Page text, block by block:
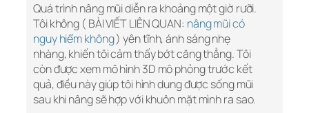
Quá trình nâng mũi diễn ra khoảng một giờ rưỡi.
Tôi không ( BÀI VIẾT LIÊN QUAN: nâng mũi có
nguy hiểm không) yên tĩnh, ánh sáng nhẹ
nhàng, khiến tôi cảm thấy bớt căng thẳng. Tôi
còn được xem mô hình 3D mô phỏng trước kết
quả, điều này giúp tôi hình dung được sống mũi
sau khi nâng sẽ hợp với khuôn mặt mình ra sao.